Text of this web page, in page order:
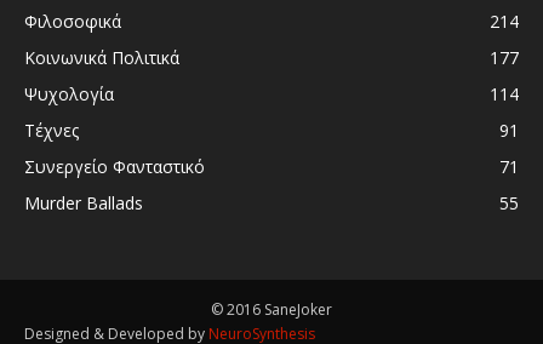
Φιλοσοφικά
214
Κοινωνικά Πολιτικά
177
Ψυχολογία
114
Τέχνες
91
Συνεργείο Φανταστικό
71
Murder Ballads
55
© 2016 SaneJoker
Designed & Developed by NeuroSynthesis